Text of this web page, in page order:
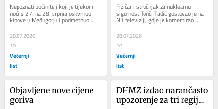
Međugorju
Nepoznati počinitelj koji je tijekom
noći s 27. na 28. srpnja oskvrnuo
kipove u Međugorju i podmetnuo
požar na vanjskom oltaru snimljen
je...
28.07.2026
10
Večernji
list
'Bojim se da smo danas
tome bliže'
Fizičar i stručnjak za nuklearnu
sigurnost Tonči Tadić gostovao je na
N1 televiziji, gdje je komentirao
sigurnosnu situaciju na Bliskom
istoku,...
28.07.2026
10
Večernji
list
Objavljene nove cijene
goriva
DHMZ izdao narančasto
upozorenje za tri regije: